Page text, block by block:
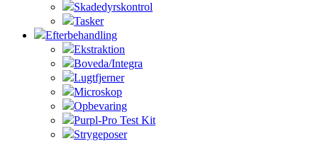
Skadedyrskontrol
Tasker
Efterbehandling
Ekstraktion
Boveda/Integra
Lugtfjerner
Microskop
Opbevaring
Purpl-Pro Test Kit
Strygeposer